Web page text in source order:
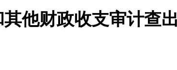
他财政收支审计查出